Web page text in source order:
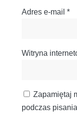
Adres e-mail *
Witryna
Zapamiętaj
podczas